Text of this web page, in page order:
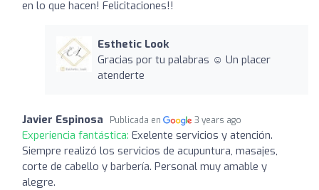
en lo que hacen! Felicitaciones!!
Esthetic Look
Gracias por tu palabras ☺️ Un placer
atenderte
Javier Espinosa Publicada en 3 years ago
Experiencia fantástica: Exelente servicios y atención.
Siempre realizó los servicios de acupuntura, masajes,
corte de cabello y barbería. Personal muy amable y
alegre.